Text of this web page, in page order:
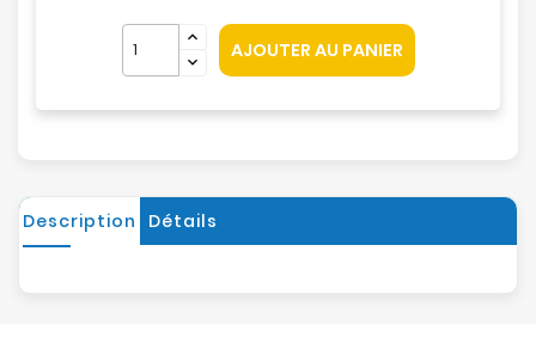
AJOUTER AU PANIER
Description Détails